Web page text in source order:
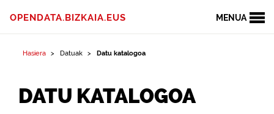
MENUA
OPENDATA.BIZKAIA.EUS
Hasiera Datuak Datu katalogoa
DATU KATALOGOA